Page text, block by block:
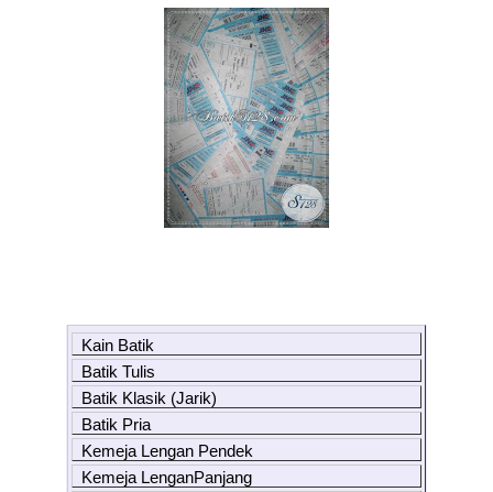
Kain Batik
Batik Tulis
Batik Klasik (Jarik)
Batik Pria
Kemeja Lengan Pendek
Kemeja LenganPanjang